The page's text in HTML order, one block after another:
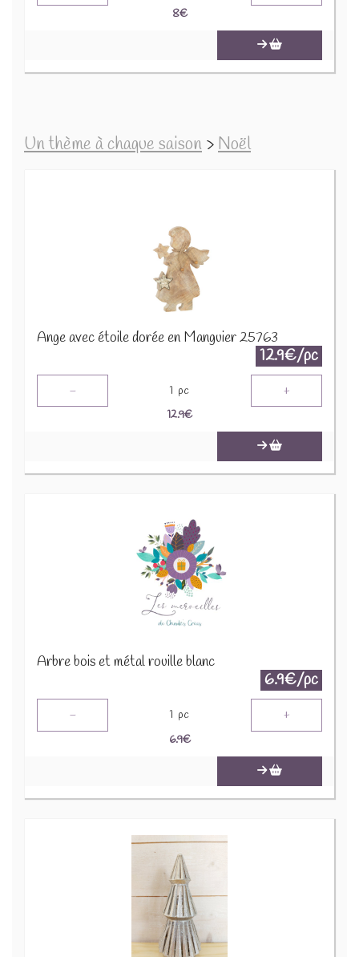
8€
Un thème à chaque saison > Noël
Ange avec étoile dorée en Manguier 25763
12.9€/pc
- 1 pc +
12.9€
Arbre bois et métal rouille blanc
6.9€/pc
- 1 pc +
6.9€